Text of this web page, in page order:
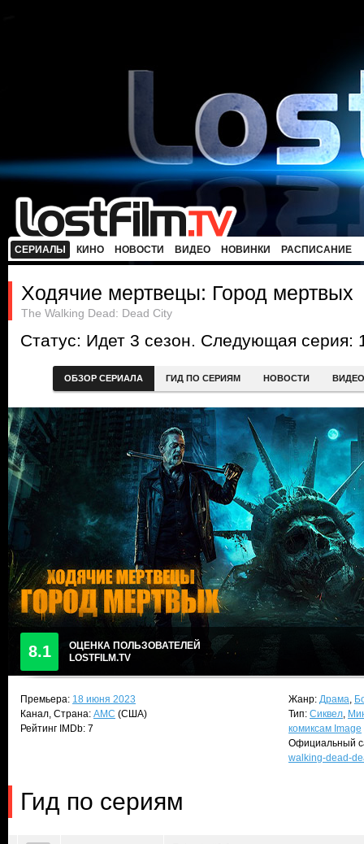
СЕРИАЛЫ КИНО НОВОСТИ ВИДЕО НОВИНКИ РАСПИСАНИЕ
Ходячие мертвецы: Город мертвых
The Walking Dead: Dead City
Статус: Идет 3 сезон. Следующая серия:
ОБЗОР СЕРИАЛА ГИД ПО СЕРИЯМ НОВОСТИ ВИДЕО
8.1
ОЦЕНКА ПОЛЬЗОВАТЕЛЕЙ
LOSTFILM.TV
Премьера: 18 июня 2023
Канал, Страна: AMC (США)
Рейтинг IMDb: 7
Жанр: Драма,
Тип: Сиквел,
комиксам Image
Официальный
walking-dead-
Гид по сериям